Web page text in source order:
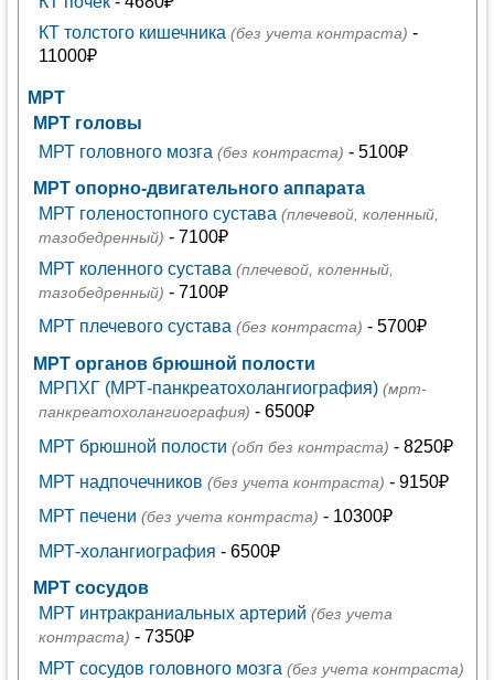
КТ толстого кишечника (без учета контраста) -
11000₽
МРТ
МРТ головы
МРТ головного мозга (без контраста) - 5100₽
МРТ опорно-двигательного аппарата
МРТ голеностопного сустава (плечевой, коленный,
тазобедренный) - 7100₽
МРТ коленного сустава (плечевой, коленный,
тазобедренный) - 7100₽
МРТ плечевого сустава (без контраста) - 5700₽
МРТ органов брюшной полости
МРПХГ (МРТ-панкреатохолангиография) (мрт-
панкреатохолангиография) - 6500₽
МРТ брюшной полости (обп без контраста) - 8250₽
МРТ надпочечников (без учета контраста) - 9150₽
МРТ печени (без учета контраста) - 10300₽
МРТ-холангиография - 6500₽
МРТ сосудов
МРТ интракраниальных артерий (без учета
контраста) - 7350₽
МРТ сосудов головного мозга (без учета контраста)